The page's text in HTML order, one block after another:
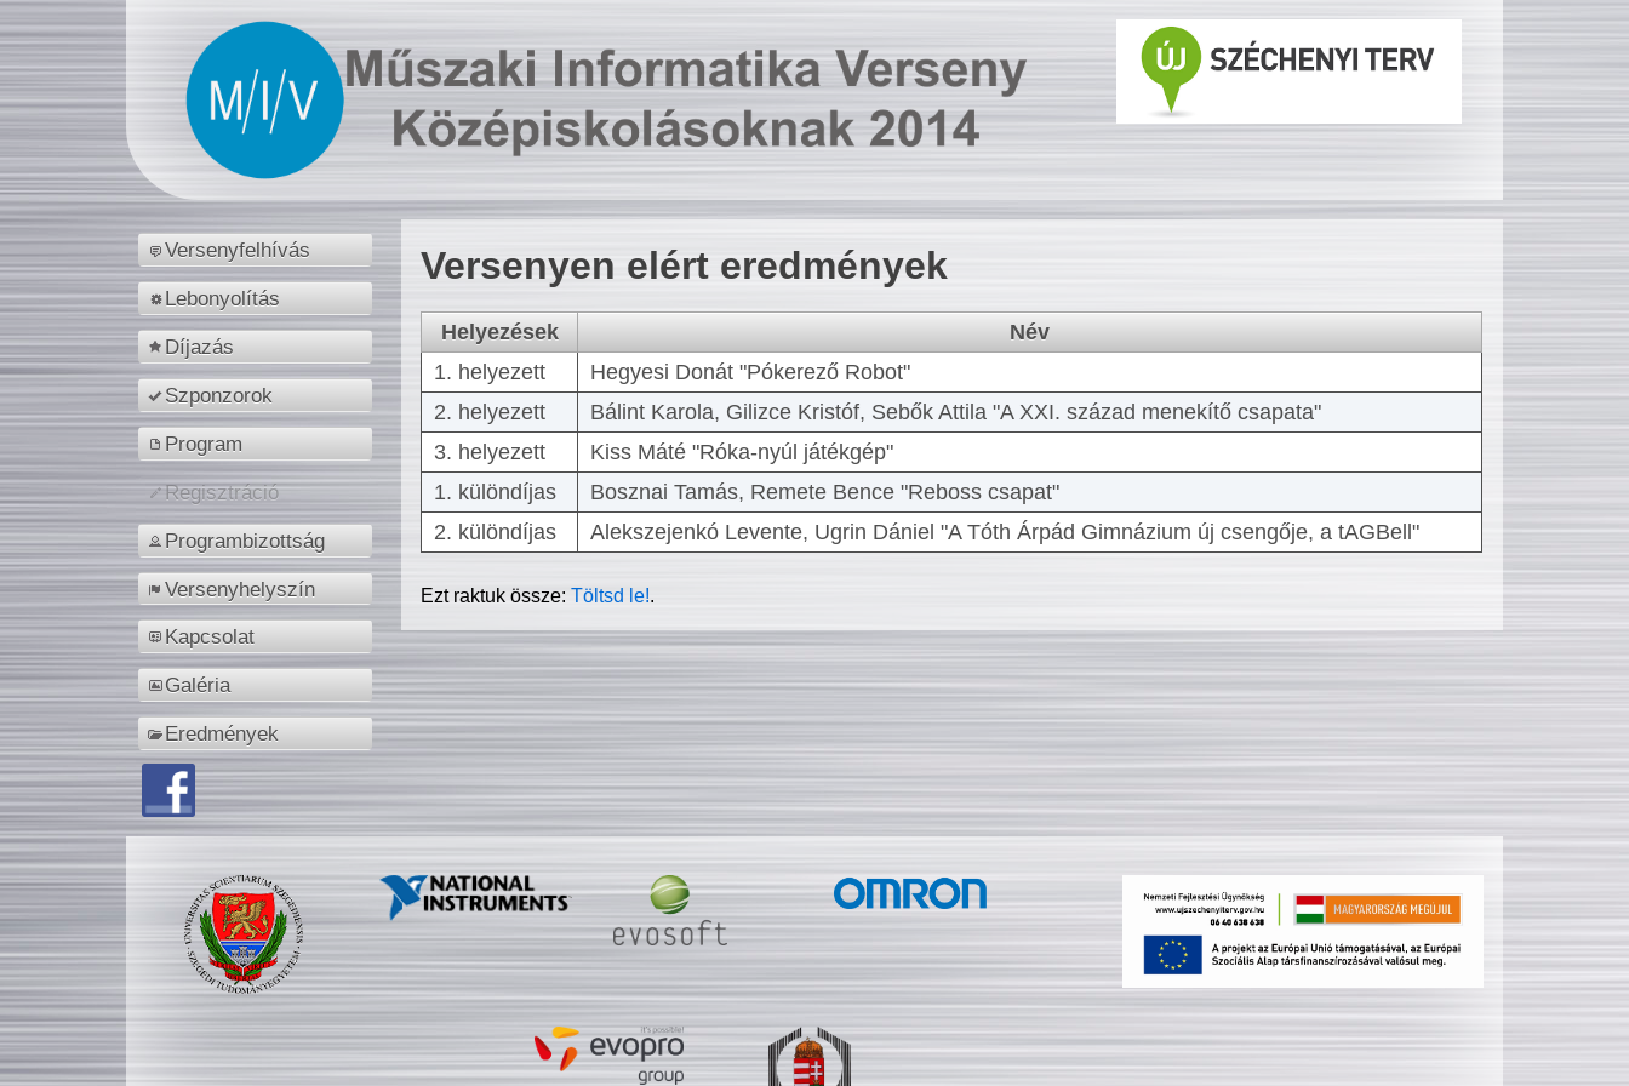
Versenyfelhívás
Lebonyolítás
Díjazás
Szponzorok
Program
Regisztráció
Programbizottság
Versenyhelyszín
Kapcsolat
Galéria
Eredmények
Versenyen elért eredmények
Helyezések
Név
1. helyezett
Hegyesi Donát "Pókerező Robot"
2. helyezett
Bálint Karola, Gilizce Kristóf, Sebők Attila "A XXI. század menekítő csapata"
3. helyezett
Kiss Máté "Róka-nyúl játékgép"
1. különdíjas
Bosznai Tamás, Remete Bence "Reboss csapat"
2. különdíjas
Alekszejenkó Levente, Ugrin Dániel "A Tóth Árpád Gimnázium új csengője, a tAGBell"
Ezt raktuk össze:Töltsd le!.